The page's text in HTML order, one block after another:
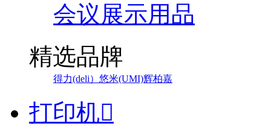
会议展示用品
精选品牌
得力(deli） 悠米(UMI)辉柏嘉
打印机